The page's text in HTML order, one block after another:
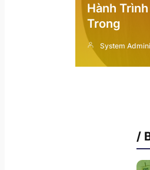
Hành
Trong
System
/